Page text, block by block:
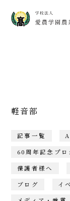
軽音部
記事一覧
60周年記念プロ
保護者様へ
ブログ
イ